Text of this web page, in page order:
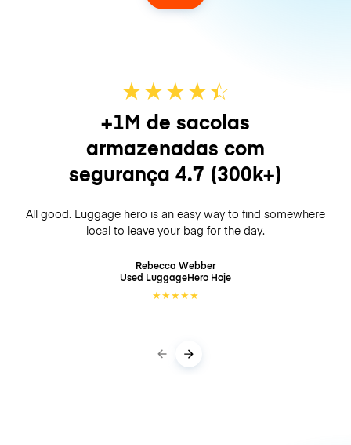
★★★★☆
★
+1M de sacolas
armazenadas com
segurança 4.7 (300k+)
All good. Luggage hero is an easy way to find somewhere
local to leave your bag for the day.
Rebecca Webber
Used LuggageHero Hoje
★★★★★